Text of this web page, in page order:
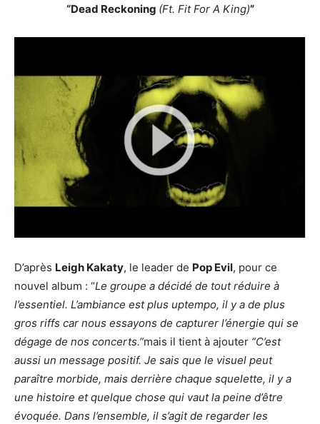
“Dead Reckoning (Ft. Fit For A King)”
D’après Leigh Kakaty, le leader de Pop Evil, pour ce
nouvel album : “Le groupe a décidé de tout réduire à
l’essentiel. L’ambiance est plus uptempo, il y a de plus
gros riffs car nous essayons de capturer l’énergie qui se
dégage de nos concerts.”mais il tient à ajouter “C’est
aussi un message positif. Je sais que le visuel peut
paraître morbide, mais derrière chaque squelette, il y a
une histoire et quelque chose qui vaut la peine d’être
évoquée. Dans l’ensemble, il s’agit de regarder les